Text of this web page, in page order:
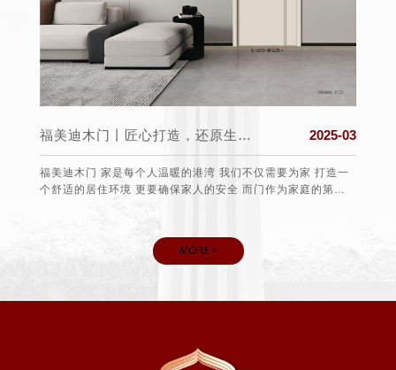
福美迪木门丨匠心打造，还原生活真实的本质 2025-03
福美迪木门 家是每个人温暖的港湾 我们不仅需要为家 打造一
个舒适的居住环境 更要确保家人的安全 而门作为家庭的第一
MORE>